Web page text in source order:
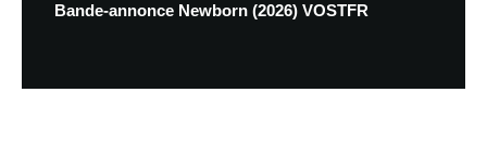
Bande-annonce Newborn (2026) VOSTFR